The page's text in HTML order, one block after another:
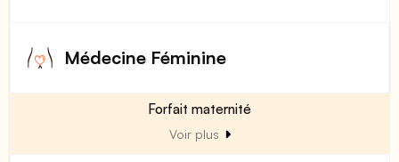
Médecine Féminine
Forfait maternité
Voir plus